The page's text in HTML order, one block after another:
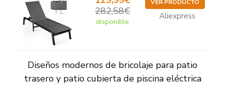
282,58€
disponible
VER PRODUCTO
Aliexpress
Diseños modernos de bricolaje para patio
trasero y patio cubierta de piscina eléctrica